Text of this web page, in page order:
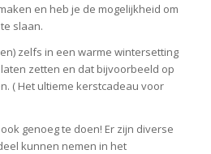
en heb je de mogelijkheid om
slaan.
zelfs in een warme wintersetting
zetten en dat bijvoorbeeld op
( Het ultieme kerstcadeau voor
genoeg te doen! Er zijn diverse
kunnen nemen in het